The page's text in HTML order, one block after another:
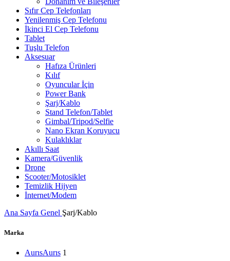
Sıfır Cep Telefonları
Yenilenmiş Cep Telefonu
İkinci El Cep Telefonu
Tablet
Tuşlu Telefon
Aksesuar
Hafıza Ürünleri
Kılıf
Oyuncular İçin
Power Bank
Şarj/Kablo
Stand Telefon/Tablet
Gimbal/Tripod/Selfie
Nano Ekran Koruyucu
Kulaklıklar
Akıllı Saat
Kamera/Güvenlik
Drone
Scooter/Motosiklet
Temizlik Hijyen
İnternet/Modem
Ana Sayfa Genel Şarj/Kablo
Marka
AurısAurıs 1